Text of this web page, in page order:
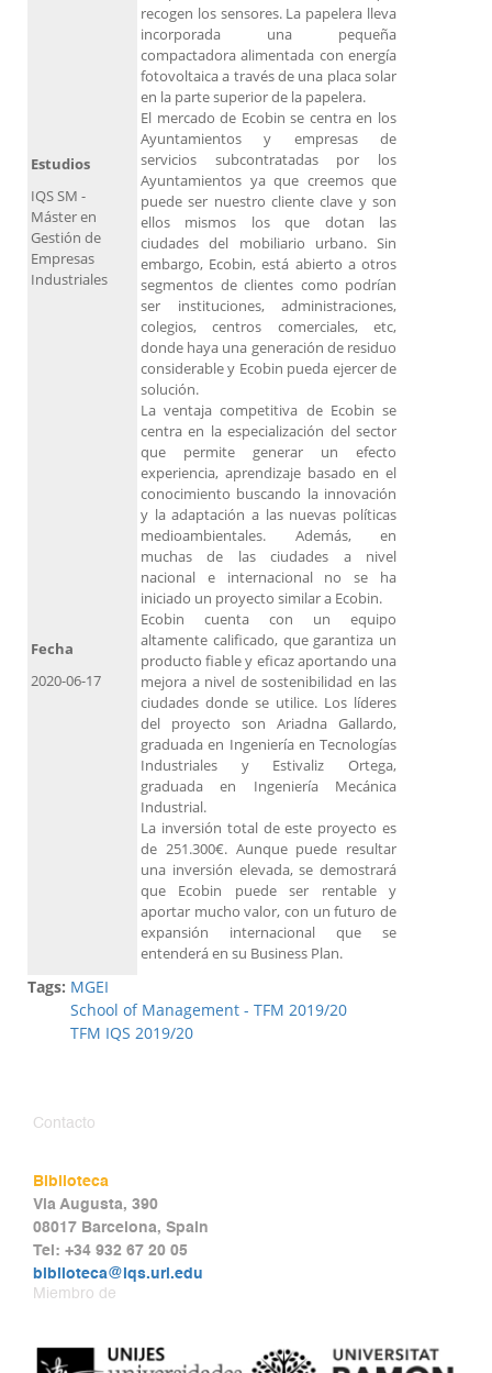
recogen los sensores. La papelera lleva
incorporada una pequeña
compactadora alimentada con energía
fotovoltaica a través de una placa solar
en la parte superior de la papelera.
El mercado de Ecobin se centra en los
Ayuntamientos y empresas de
servicios subcontratadas por los
Ayuntamientos ya que creemos que
puede ser nuestro cliente clave y son
ellos mismos los que dotan las
ciudades del mobiliario urbano. Sin
embargo, Ecobin, está abierto a otros
segmentos de clientes como podrían
ser instituciones, administraciones,
colegios, centros comerciales, etc,
donde haya una generación de residuo
considerable y Ecobin pueda ejercer de
solución.
La ventaja competitiva de Ecobin se
centra en la especialización del sector
que permite generar un efecto
experiencia, aprendizaje basado en el
conocimiento buscando la innovación
y la adaptación a las nuevas políticas
medioambientales. Además, en
muchas de las ciudades a nivel
nacional e internacional no se ha
iniciado un proyecto similar a Ecobin.
Ecobin cuenta con un equipo
altamente calificado, que garantiza un
producto fiable y eficaz aportando una
mejora a nivel de sostenibilidad en las
ciudades donde se utilice. Los líderes
del proyecto son Ariadna Gallardo,
graduada en Ingeniería en Tecnologías
Industriales y Estivaliz Ortega,
graduada en Ingeniería Mecánica
Industrial.
La inversión total de este proyecto es
de 251.300€. Aunque puede resultar
una inversión elevada, se demostrará
que Ecobin puede ser rentable y
aportar mucho valor, con un futuro de
expansión internacional que se
entenderá en su Business Plan.
Estudios
IQS SM -
Máster en
Gestión de
Empresas
Industriales
Fecha
2020-06-17
Tags: MGEI
School of Management - TFM 2019/20
TFM IQS 2019/20
Contacto
Biblioteca
Via Augusta, 390
08017 Barcelona, Spain
Tel: +34 932 67 20 05
biblioteca@iqs.url.edu
Miembro de